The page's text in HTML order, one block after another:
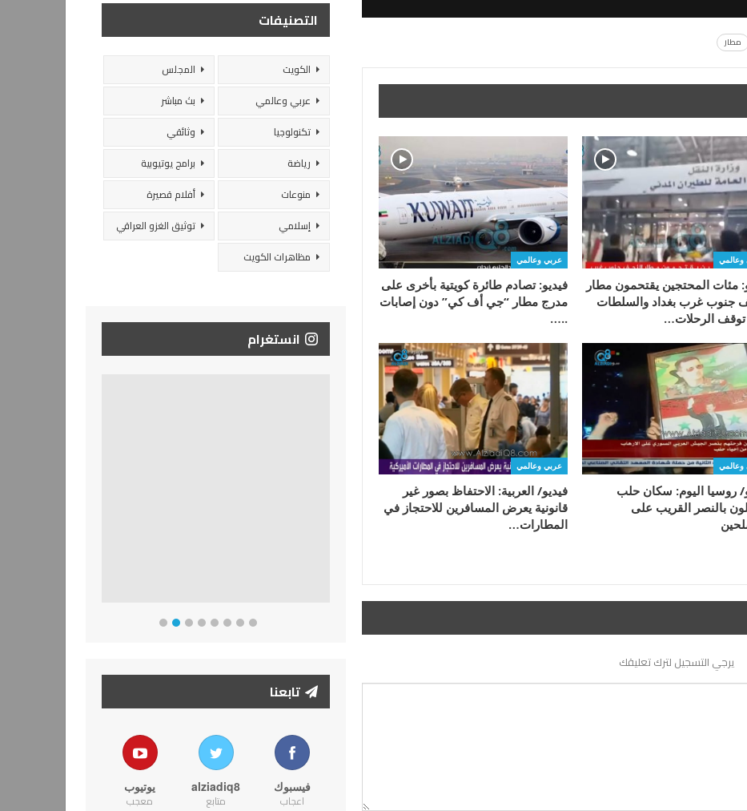
مطار
مئات المحتجين يقتحمون مطار
جنوب غرب بغداد والسلطات
توقف الرحلات…
عربي وعالمي
فيديو: تصادم طائرة كويتية بأخرى على
مدرج مطار “جي أف كي” دون إصابات
..…
روسيا اليوم: سكان حلب
بالنصر القريب على
عربي وعالمي
فيديو/ العربية: الاحتفاظ بصور غير
قانونية يعرض المسافرين للاحتجاز في
المطارات…
يرجي التسجيل لترك تعليقك
التصنيفات
الكويت
المجلس
عربي وعالمي
بث مباشر
تكنولوجيا
وثائقي
رياضة
برامج يوتيوبية
منوعات
أفلام قصيرة
إسلامي
توثيق الغزو العراقي
مظاهرات الكويت
انستغرام
تابعنا
فيسبوك
اعجاب
alziadiq8
متابع
يوتيوب
معجب